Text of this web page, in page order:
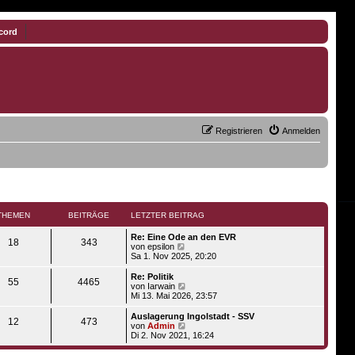
Anmelden
Registrieren
BEITRÄGE LETZTER BEITRAG
18 343
Re: Eine Ode an den EVR
vonepsilon
e
t
r
B
i
t
Sa 1. Nov 2025, 20:20
55 4465
Re: Politik
von Iarwain
e
e
e
r
Mi 13. Mai 2026, 23:57
12 473
Auslagerung Ingolstadt - SSV
vonAdmin
u
Di 2. Nov 2021, 16:24